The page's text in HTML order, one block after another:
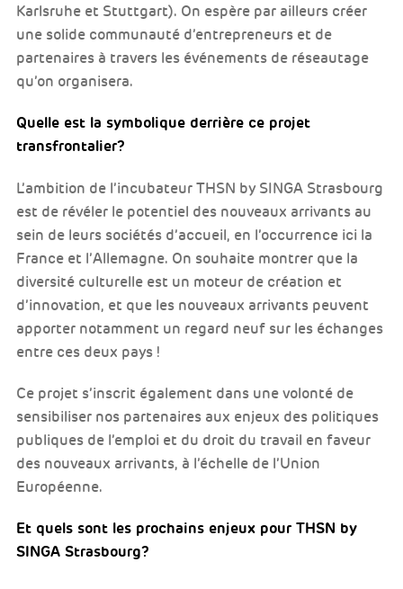
Karlsruhe et Stuttgart). On espère par ailleurs créer
une solide communauté d’entrepreneurs et de
partenaires à travers les événements de réseautage
qu’on organisera.
Quelle est la symbolique derrière ce projet
transfrontalier?
L’ambition de l’incubateur THSN by SINGA Strasbourg
est de révéler le potentiel des nouveaux arrivants au
sein de leurs sociétés d’accueil, en l’occurrence ici la
France et l’Allemagne. On souhaite montrer que la
diversité culturelle est un moteur de création et
d’innovation, et que les nouveaux arrivants peuvent
apporter notamment un regard neuf sur les échanges
entre ces deux pays !
Ce projet s’inscrit également dans une volonté de
sensibiliser nos partenaires aux enjeux des politiques
publiques de l’emploi et du droit du travail en faveur
des nouveaux arrivants, à l’échelle de l’Union
Européenne.
Et quels sont les prochains enjeux pour THSN by
SINGA Strasbourg?